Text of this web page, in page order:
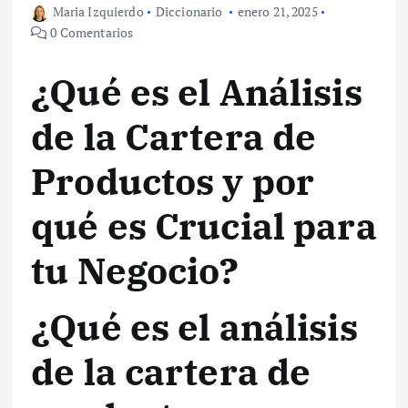
Maria Izquierdo Diccionario
enero 21, 2025
0 Comentarios
¿Qué es el Análisis
de la Cartera de
Productos y por
qué es Crucial para
tu Negocio?
¿Qué es el análisis
de la cartera de